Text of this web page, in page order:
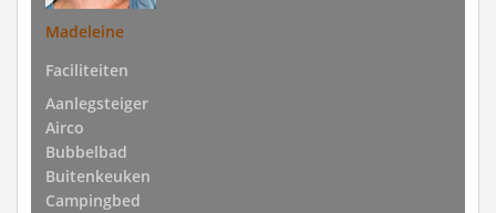
Madeleine
Faciliteiten
Aanlegsteiger
Airco
Bubbelbad
Buitenkeuken
Campingbed